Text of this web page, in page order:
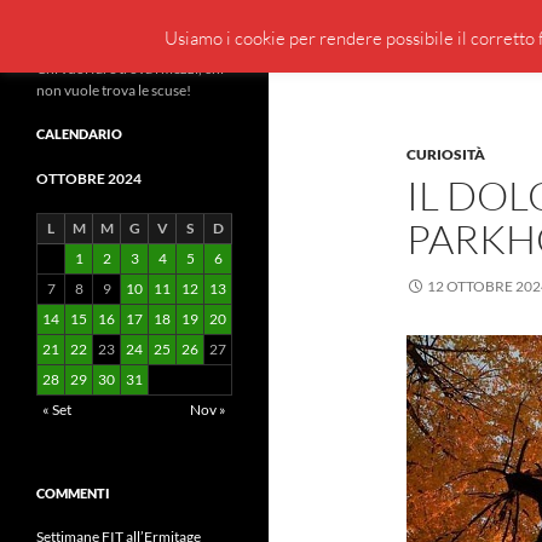
Vai
contenuto
CURIOSITÀ
IL
12 OTTOBRE
Chi vuol fare trova i mezzi, chi
non vuole trova le scuse!
CALENDARIO
OTTOBRE 2024
L M M G V S
D
1
2 3 4 5
6
7
8 9 10 11 12
13
14
15 16 17 18 19 20
21 22 23 24 25 26 27
28 29 30
31
« Set
Nov »
COMMENTI
Settimane FIT all’Ermitage
Usiamo i cookie per rendere possibile il